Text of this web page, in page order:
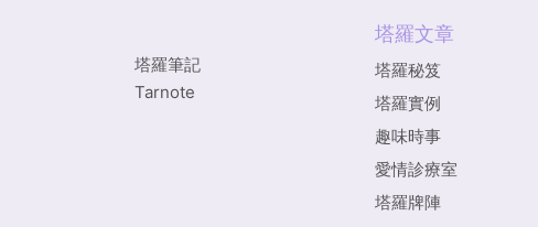
塔羅筆記
Tarnote
塔羅文章
塔羅秘笈
塔羅實例
趣味時事
愛情診療室
塔羅牌陣